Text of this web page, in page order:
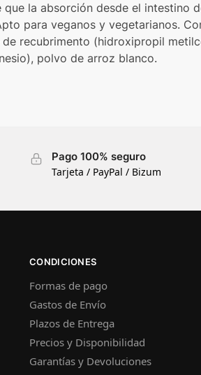
la absorción desde el intestino
para veganos y vegetarianos.
recubrimento (hidroxipropil
polvo de arroz blanco.
Pago 100% seguro
Tarjeta / PayPal / Bizum
CONDICIONES
Formas de pago
Gastos de Envío
Plazos de Entrega
Precios y Disponibilidad
Garantías y Devoluciones